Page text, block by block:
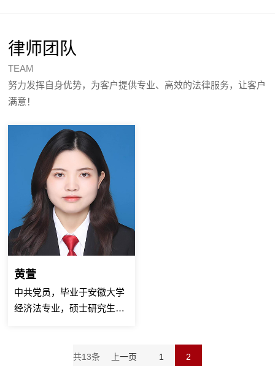
律师团队
TEAM
努力发挥自身优势，为客户提供专业、高效的法律服务，让客户
满意！
黄萱
中共党员，毕业于安徽大学
经济法专业，硕士研究生学
参与过多种类型案件办理。
共13条 上一页 1 2